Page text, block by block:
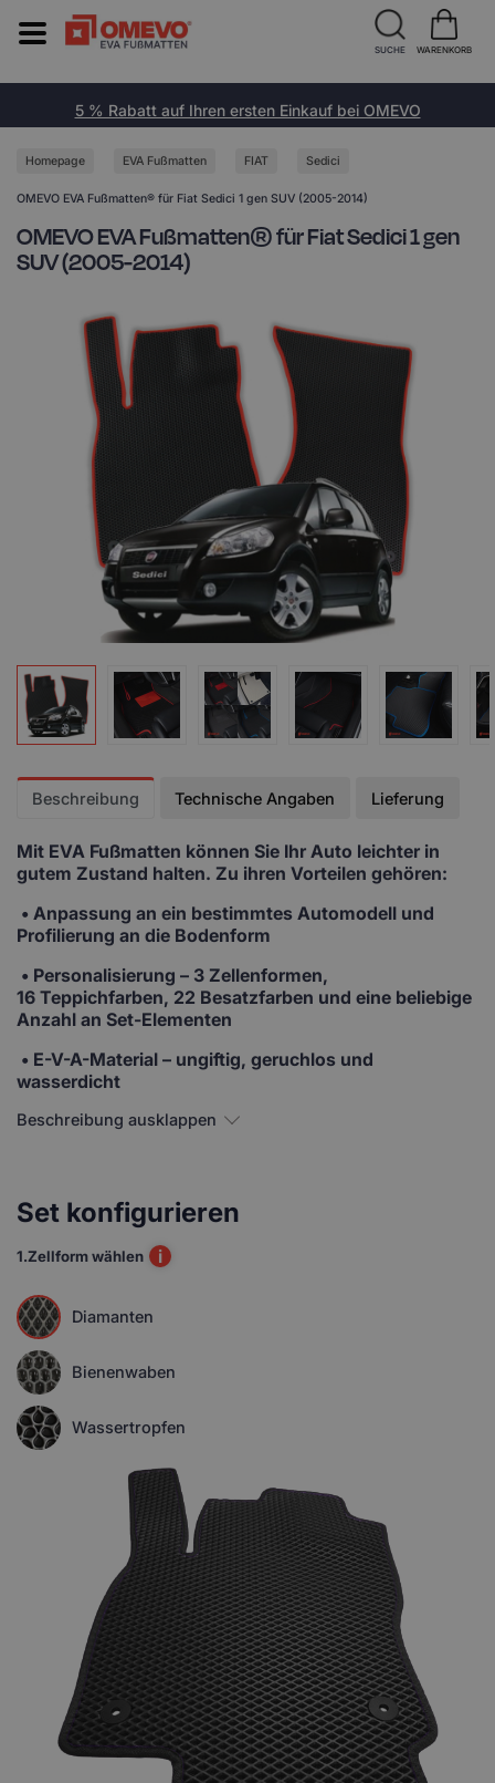
5 % Rabatt auf Ihren ersten Einkauf bei OMEVO
Homepage EVA Fußmatten FIAT Sedici
OMEVO EVA Fußmatten® für Fiat Sedici 1 gen SUV (2005-2014)
OMEVO EVA Fußmatten® für Fiat Sedici 1 gen
SUV (2005-2014)
Beschreibung Technische Angaben Lieferung
Mit EVA Fußmatten können Sie Ihr Auto leichter in
gutem Zustand halten. Zu ihren Vorteilen gehören:
• Anpassung an ein bestimmtes Automodell und
Profilierung an die Bodenform
• Personalisierung – 3 Zellenformen,
16 Teppichfarben, 22 Besatzfarben und eine beliebige
Anzahl an Set-Elementen
• E-V-A-Material – ungiftig, geruchlos und
wasserdicht
Beschreibung ausklappen
Set konfigurieren
1.Zellform wählen i
Diamanten
Bienenwaben
Wassertropfen
SUCHE WARENKORB